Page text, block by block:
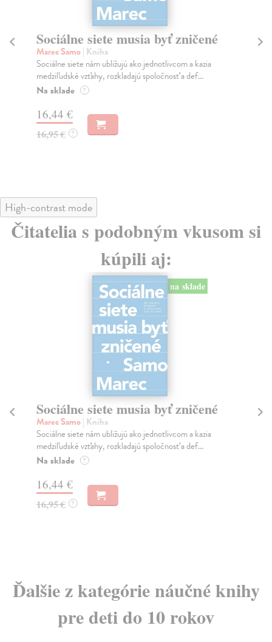
Sociálne siete musia byť zničené
Marec Samo| Kniha
Sociálne siete nám ubližujú ako jednotlivcom a kazia
medziľudské vzťahy, rozkladajú spoločnosť a def...
Na sklade ?
16,44 €
16,95 € ?
High-contrast mode
Čitatelia s podobným vkusom si
kúpili aj:
na sklade
Sociálne siete musia byť zničené
Marec Samo| Kniha
Sociálne siete nám ubližujú ako jednotlivcom a kazia
medziľudské vzťahy, rozkladajú spoločnosť a def...
Na sklade ?
16,44 €
16,95 € ?
Ďalšie z kategórie náučné knihy
pre deti do 10 rokov